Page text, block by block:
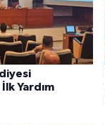
Yardım